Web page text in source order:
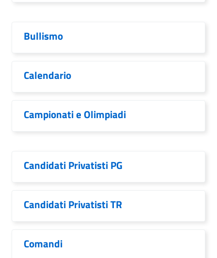
Bullismo
Calendario
Campionati e Olimpiadi
Candidati Privatisti PG
Candidati Privatisti TR
Comandi